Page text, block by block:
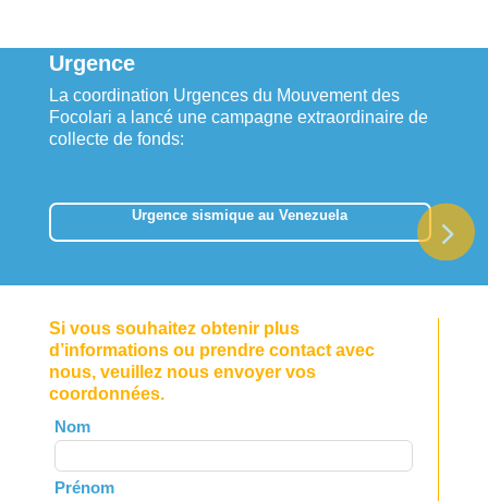
Urgence
La coordination Urgences du Mouvement des
Focolari a lancé une campagne extraordinaire de
collecte de fonds:
Urgence sismique au Venezuela
Si vous souhaitez obtenir plus
d’informations ou prendre contact avec
nous, veuillez nous envoyer vos
coordonnées.
Leave
this
field
blank
Nom
Prénom